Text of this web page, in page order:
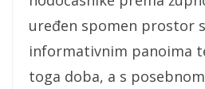
uređen spomen prostor
informativnim panoima
toga doba, a s